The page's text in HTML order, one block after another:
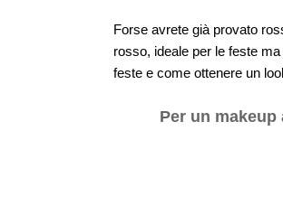
Forse avrete già provato
rosso, ideale per le feste
feste e come ottenere un
Per un